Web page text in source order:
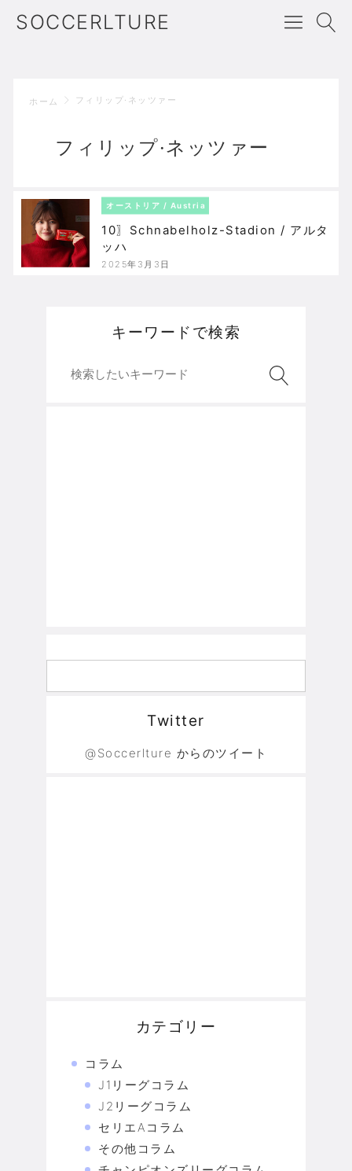
SOCCERLTURE
ホーム フィリップ·ネッツァー
フィリップ·ネッツァー
オーストリア / Austria
10〗Schnabelholz-Stadion / アルタ
ッハ
2025年3月3日
キーワードで検索
Twitter
@Soccerlture からのツイート
カテゴリー
コラム
J1リーグコラム
J2リーグコラム
セリエAコラム
その他コラム